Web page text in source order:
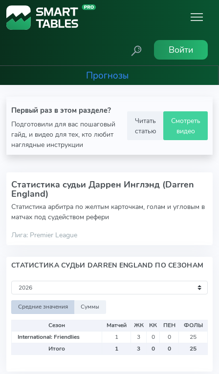
Войти
Прогнозы
Первый раз в этом разделе?
Подготовили для вас пошаговый
гайд, и видео для тех, кто любит
наглядные инструкции
Читать
статью
Смотреть
видео
Статистика судьи Даррен Инглэнд (Darren
England)
Статистика арбитра по желтым карточкам, голам и угловым в
матчах под судейством рефери
Лига: Premier League
СТАТИСТИКА СУДЬИ DARREN ENGLAND ПО СЕЗОНАМ
Средние значения Суммы
Сезон Матчей ЖК КК ПЕН
ФОЛЫ
International: Friendlies
1 3 0 0
25
Итого
1 3 0 0 25